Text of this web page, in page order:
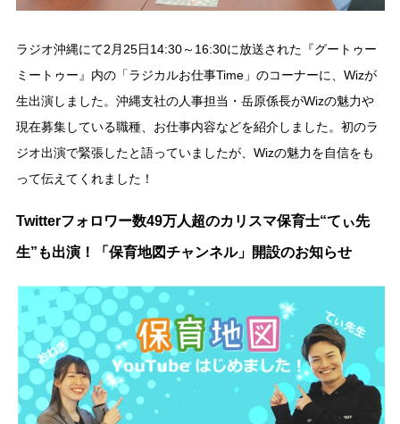
ラジオ沖縄にて2月25日14:30～16:30に放送された『グートゥー
ミートゥー』内の「ラジカルお仕事Time」のコーナーに、Wizが
生出演しました。沖縄支社の人事担当・岳原係長がWizの魅力や
現在募集している職種、お仕事内容などを紹介しました。初のラ
ジオ出演で緊張したと語っていましたが、Wizの魅力を自信をも
って伝えてくれました！
Twitterフォロワー数49万人超のカリスマ保育士“てぃ先
生”も出演！「保育地図チャンネル」開設のお知らせ